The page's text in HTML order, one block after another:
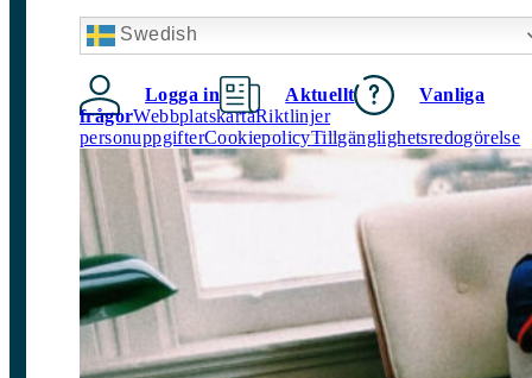
Swedish
Logga in Aktuellt
Vanliga
frågorWebbplatskartaRiktlinjer
personuppgifterCookiepolicyTillgänglighetsredogörelse